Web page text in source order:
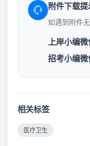
附件下载提
如遇到附件
上岸小编微
招考小编微
相关标签
医疗卫生